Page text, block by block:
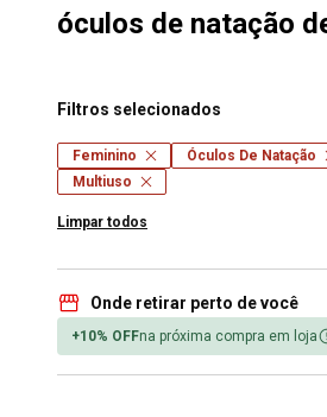
óculos de natação
Filtros selecionados
Feminino
Óculos De Natação
Multiuso
Limpar todos
Onde retirar perto de você
+10% OFFna próxima compra em loja